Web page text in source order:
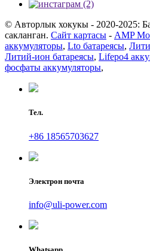
© Авторлык хокукы - 2020-2025:
сакланган. Сайт картасы - AMP
аккумуляторы, Lto батареясы,
Литий-ион батареясы, Lifepo4
фосфаты аккумуляторы,
Тел.
+86 18565703627
Электрон почта
info@uli-power.com